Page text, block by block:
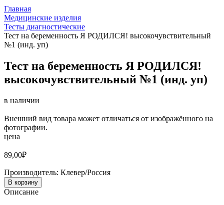
Главная
Медицинские изделия
Тесты диагностические
Тест на беременность Я РОДИЛСЯ! высокочувствительный
№1 (инд. уп)
Тест на беременность Я РОДИЛСЯ!
высокочувствительный №1 (инд. уп)
в наличии
Внешний вид товара может отличаться от изображённого на
фотографии.
цена
89,00₽
Производитель: Клевер/Россия
В корзину
Описание